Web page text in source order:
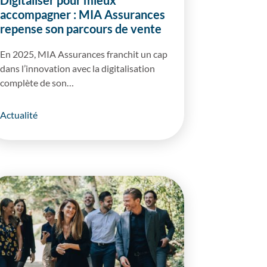
accompagner : MIA Assurances
repense son parcours de vente
En 2025, MIA Assurances franchit un cap
dans l’innovation avec la digitalisation
complète de son…
Actualité